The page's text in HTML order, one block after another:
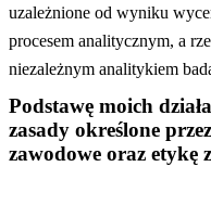
uzależnione od wyniku
procesem analitycznym, a
niezależnym analitykiem
Podstawę moich
zasady określone
zawodowe oraz etykę